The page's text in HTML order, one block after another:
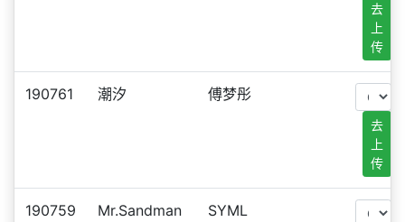
去
上
传
190761 潮汐 傅梦彤
去
上
传
190759 Mr.Sandman SYML